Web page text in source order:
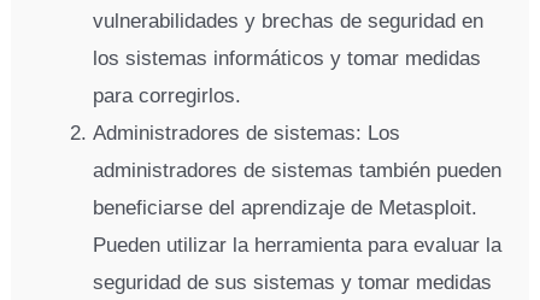
vulnerabilidades y brechas de seguridad en
los sistemas informáticos y tomar medidas
para corregirlos.
Administradores de sistemas: Los
administradores de sistemas también pueden
beneficiarse del aprendizaje de Metasploit.
Pueden utilizar la herramienta para evaluar la
seguridad de sus sistemas y tomar medidas